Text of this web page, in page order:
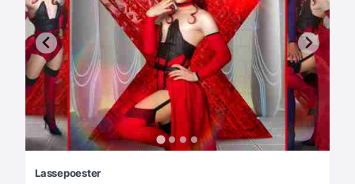
Lassepoester